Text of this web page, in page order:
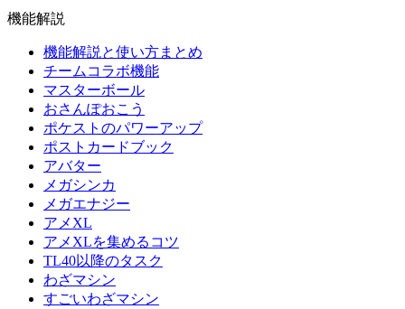
機能解説
機能解説と使い方まとめ
チームコラボ機能
マスターボール
おさんぽおこう
ポケストのパワーアップ
ポストカードブック
アバター
メガシンカ
メガエナジー
アメXL
アメXLを集めるコツ
TL40以降のタスク
わざマシン
すごいわざマシン